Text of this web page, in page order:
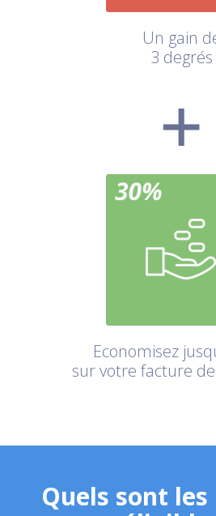
Un gain
3 degrés
Economisez
sur votre facture
Quels sont les